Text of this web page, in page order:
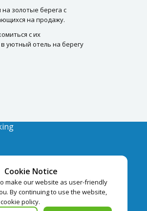
золотые берега с
на продажу.
с их
уютный отель на берегу
Cookie Notice
make our website as user-friendly
By continuing to use the website,
policy.